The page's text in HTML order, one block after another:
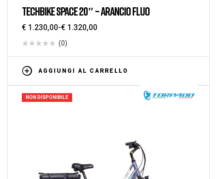
TECHBIKE SPACE 20″ – ARANCIO FLUO
€ 1.230,00-€ 1.320,00
(0)
AGGIUNGI AL CARRELLO
NON DISPONIBILE